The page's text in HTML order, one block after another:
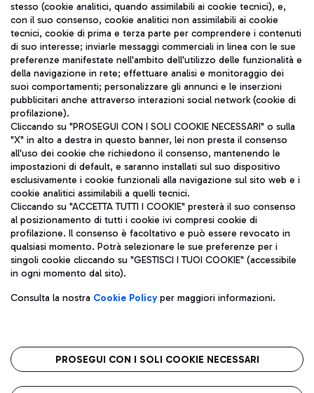
TRAVEL JOURNAL
ITA
Aeroporti di Roma S.p.A. - Società soggetta a direzione e
coordinamento di Mundys S.p.A.
Codice fiscale e Registro delle Imprese di Roma 13032990155 P.
IVA 06572251004
Capitale sociale 62.224.743,00 int. vers.
Sede legale: Via Pier Paolo Racchetti 1 - 00054 Fiumicino (RM)
telefono +39 06 65951
Privacy policy
Note legali
Roma FCO
L'aeroporto stellato
stesso (cookie analitici, quando assimilabili ai cookie tecnici), e,
con il suo consenso, cookie analitici non assimilabili ai cookie
tecnici, cookie di prima e terza parte per comprendere i contenuti
di suo interesse; inviarle messaggi commerciali in linea con le sue
preferenze manifestate nell'ambito dell'utilizzo delle funzionalità e
della navigazione in rete; effettuare analisi e monitoraggio dei
suoi comportamenti; personalizzare gli annunci e le inserzioni
pubblicitari anche attraverso interazioni social network (cookie di
profilazione).
Cliccando su "PROSEGUI CON I SOLI COOKIE NECESSARI" o sulla
"X" in alto a destra in questo banner, lei non presta il consenso
all'uso dei cookie che richiedono il consenso, mantenendo le
impostazioni di default, e saranno installati sul suo dispositivo
esclusivamente i cookie funzionali alla navigazione sul sito web e i
cookie analitici assimilabili a quelli tecnici.
Cliccando su "ACCETTA TUTTI I COOKIE" presterà il suo consenso
al posizionamento di tutti i cookie ivi compresi cookie di
profilazione. Il consenso è facoltativo e può essere revocato in
qualsiasi momento. Potrà selezionare le sue preferenze per i
singoli cookie cliccando su "GESTISCI I TUOI COOKIE" (accessibile
in ogni momento dal sito).
Consulta la nostra Cookie Policyper maggiori informazioni.
PROSEGUI CON I SOLI COOKIE NECESSARI